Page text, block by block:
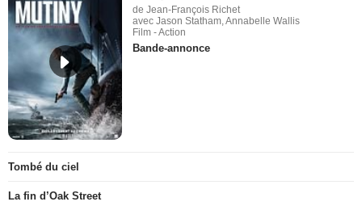
de Jean-François Richet
avec Jason Statham, Annabelle Wallis
Film - Action
Bande-annonce
Tombé du ciel
La fin d’Oak Street